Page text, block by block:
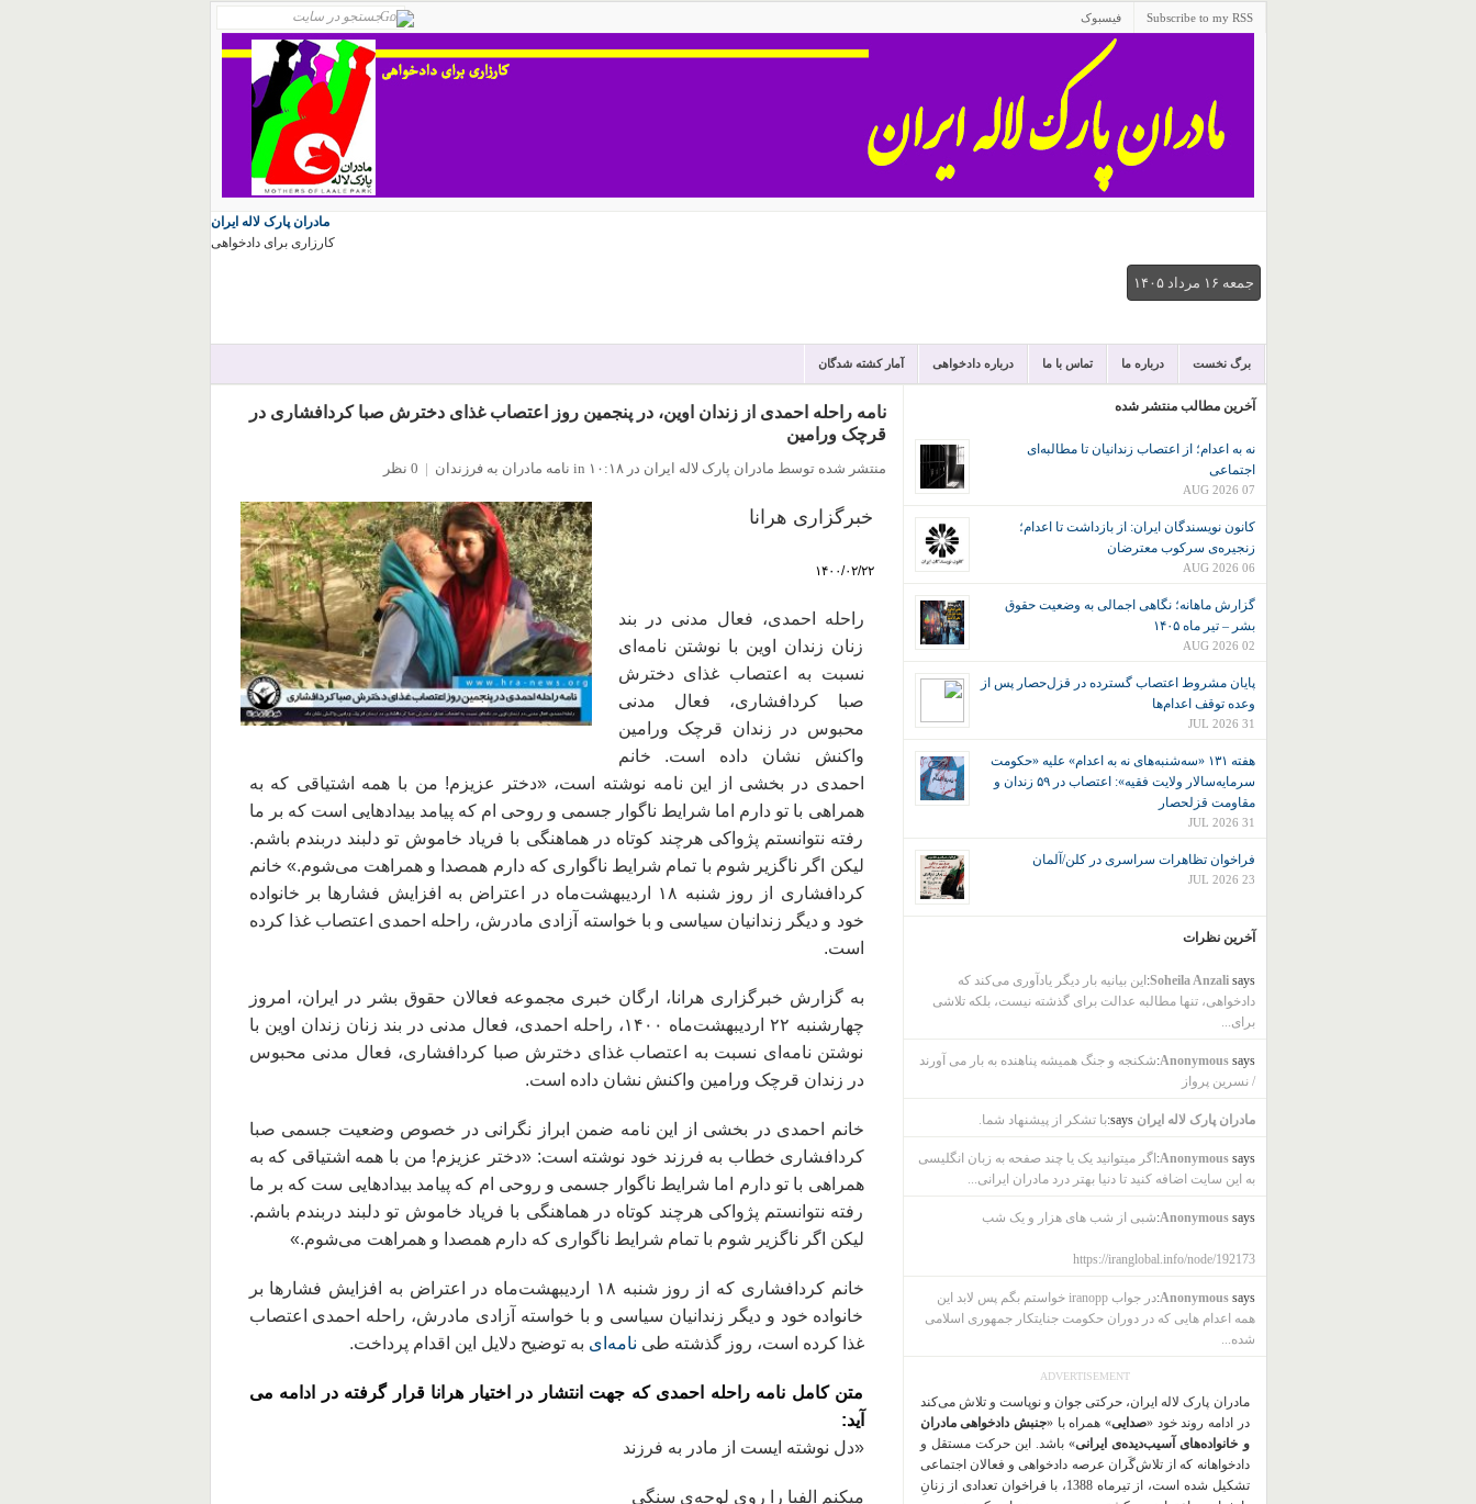
Subscribe to my RSS فیسبوک
مادران پارک لاله ایران
کارزاری برای دادخواهی
جمعه ۱۶ مرداد ۱۴۰۵
برگ نخست درباره ما تماس با ما درباره دادخواهی آمار کشته شدگان
نامه راحله احمدی از زندان اوین، در پنجمین روز اعتصاب غذای دخترش صبا کردافشاری در
قرچک ورامین
منتشر شده توسط مادران پارک لاله ایران در ۱۰:۱۸ in نامه مادران به فرزندان | 0 نظر
خبرگزاری هرانا
۱۴۰۰/۰۲/۲۲
راحله احمدی، فعال مدنی در بند
زنان زندان اوین با نوشتن نامه‌ای
نسبت به اعتصاب غذای دخترش
صبا کردافشاری، فعال مدنی
محبوس در زندان قرچک ورامین
واکنش نشان داده است. خانم
احمدی در بخشی از این نامه نوشته است، «دختر عزیزم! من با همه اشتیاقی که به
همراهی با تو دارم اما شرایط ناگوار جسمی و روحی ام که پیامد بیدادهایی است که بر ما
رفته نتوانستم پژواکی هرچند کوتاه در هماهنگی با فریاد خاموش تو دلبند دربندم باشم.
لیکن اگر ناگزیر شوم با تمام شرایط ناگواری که دارم همصدا و همراهت می‌شوم.» خانم
کردافشاری از روز شنبه ۱۸ اردیبهشت‌ماه در اعتراض به افزایش فشار‌ها بر خانواده
خود و دیگر زندانیان سیاسی و با خواسته آزادی مادرش، راحله احمدی اعتصاب غذا کرده
است.
به گزارش خبرگزاری هرانا، ارگان خبری مجموعه فعالان حقوق بشر در ایران، امروز
چهارشنبه ۲۲ اردیبهشت‌ماه ۱۴۰۰، راحله احمدی، فعال مدنی در بند زنان زندان اوین با
نوشتن نامه‌ای نسبت به اعتصاب غذای دخترش صبا کردافشاری، فعال مدنی محبوس
در زندان قرچک ورامین واکنش نشان داده است.
خانم احمدی در بخشی از این نامه ضمن ابراز نگرانی در خصوص وضعیت جسمی صبا
کردافشاری خطاب به فرزند خود نوشته است: «دختر عزیزم! من با همه اشتیاقی که به
همراهی با تو دارم اما شرایط ناگوار جسمی و روحی ام که پیامد بیدادهایی ست که بر ما
رفته نتوانستم پژواکی هرچند کوتاه در هماهنگی با فریاد خاموش تو دلبند دربندم باشم.
لیکن اگر ناگزیر شوم با تمام شرایط ناگواری که دارم همصدا و همراهت می‌شوم.»
خانم کردافشاری که از روز شنبه ۱۸ اردیبهشت‌ماه در اعتراض به افزایش فشار‌ها بر
خانواده خود و دیگر زندانیان سیاسی و با خواسته آزادی مادرش، راحله احمدی اعتصاب
غذا کرده است، روز گذشته طی نامه‌ای به توضیح دلایل این اقدام پرداخت.
متن کامل نامه راحله احمدی که جهت انتشار در اختیار هرانا قرار گرفته در ادامه می
آید:
«دل نوشته ایست از مادر به فرزند
میکنم الفبا را روی لوحه‌ی سنگی
آخرین مطالب منتشر شده
نه به اعدام؛ از اعتصاب زندانیان تا مطالبه‌ای
اجتماعی
07 AUG 2026
کانون نويسندگان ايران: از بازداشت تا اعدام؛
زنجیره‌ی سرکوب معترضان
06 AUG 2026
گزارش ماهانه؛ نگاهی اجمالی به وضعیت حقوق
بشر – تیر ماه ۱۴۰۵
02 AUG 2026
پایان مشروط اعتصاب گسترده در قزل‌حصار پس از
وعده توقف اعدام‌ها
31 JUL 2026
هفته ۱۳۱ «سه‌شنبه‌های نه به اعدام» علیه «حکومت
سرمایه‌سالار ولایت فقیه»: اعتصاب در ۵۹ زندان و
مقاومت قزلحصار
31 JUL 2026
فراخوان تظاهرات سراسری در کلن/آلمان
23 JUL 2026
آخرین نظرات
Soheila Anzalisays:
این بیانیه بار دیگر یادآوری می‌کند که
دادخواهی، تنها مطالبه عدالت برای گذشته نیست، بلکه تلاشی
برای...
Anonymoussays:
شکنجه و جنگ همیشه پناهنده به بار می آورند
/ نسرین پرواز
مادران پارک لاله ایران says: با تشکر از پیشنهاد شما.
Anonymoussays:
اگر میتوانید یک یا چند صفحه به زبان انگلیسی
به این سایت اضافه کنید تا دنیا بهتر درد مادران ایرانی...
Anonymoussays: شبی از شب های هزار و یک شب
https://iranglobal.info/node/192173
Anonymoussays:
در جواب iranopp خواستم بگم پس لابد این
همه اعدام هایی که در دوران حکومت جنایتکار جمهوری اسلامی
شده...
ADVERTISEMENT
مادران پارک لاله ایران، حرکتی جوان و نوپاست و تلاش می‌کند
در ادامه روند خود «صدایی» همراه با «جنبش دادخواهی مادران
و خانواده‌های آسیب‌دیده‌ی ایرانی» باشد. این حرکت مستقل و
دادخواهانه که از تلاش‌گَران عرصه دادخواهی و فعالان اجتماعی
تشکیل شده است، از تیرماه 1388، با فراخوان تعدادی از زنانِ